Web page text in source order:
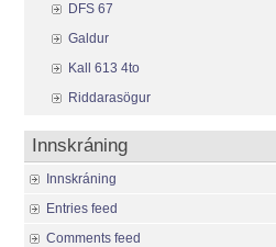
DFS 67
Galdur
Kall 613 4to
Riddarasögur
Innskráning
Innskráning
Entries feed
Comments feed